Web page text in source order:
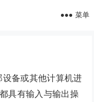
菜单
备或其他计算机进
具有输入与输出操